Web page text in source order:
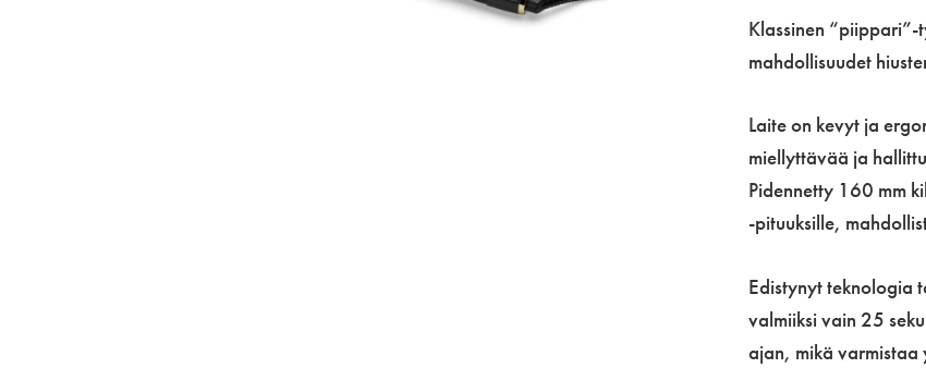
Curler
määrä
Klassinen
mahdollisuudet
Laite on kevyt ja
miellyttävää ja
Pidennetty 160 mm
-pituuksille,
Edistynyt teknologia
valmiiksi vain 25
ajan, mikä varmistaa